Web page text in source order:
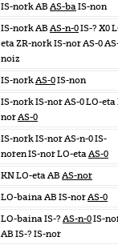
IS-nork AB AS-baIS-non
IS-nork AB AS-n-0IS-? X0
eta ZR-nork IS-nor AS-0
noiz
IS-norkAS-0IS-non
IS-nork IS-nor AS-0 LO-eta
norAS-0
IS-nork IS-nor AS-n-0 IS-
noren IS-nor LO-etaAS-0
KN LO-eta AB AS-nor
LO-baina AB IS-norAS-0
LO-baina IS-? AS-n-0IS-
AB IS-? IS-nor